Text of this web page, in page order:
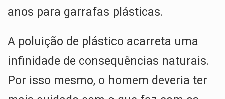
anos para garrafas plásticas.
A poluição de plástico acarreta uma
infinidade de consequências naturais.
Por isso mesmo, o homem deveria ter